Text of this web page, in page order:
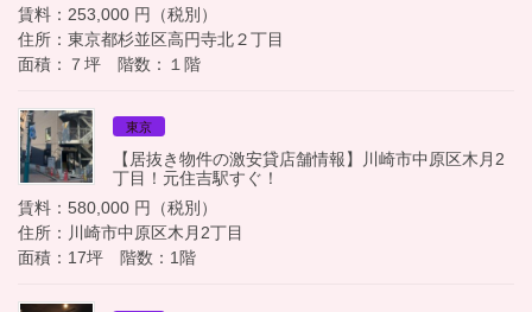
賃料：253,000 円（税別）
住所：東京都杉並区高円寺北２丁目
面積：７坪 階数：１階
東京
【居抜き物件の激安貸店舗情報】川崎市中原区木月2
丁目！元住吉駅すぐ！
賃料：580,000 円（税別）
住所：川崎市中原区木月2丁目
面積：17坪 階数：1階